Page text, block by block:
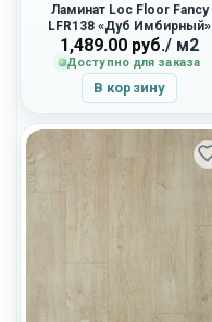
Ламинат Loc Floor Fancy
LFR138 «Дуб Имбирный»
1,489.00 руб./ м2
Доступно для заказа
В корзину